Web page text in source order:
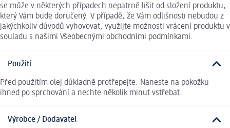
se může v některých případech nepatrně lišit od složení produktu,
který Vám bude doručený. V případě, že Vám odlišnosti nebudou z
jakýchkoliv důvodů vyhovovat, využijte možnosti vrácení produktu v
souladu s našimi Všeobecnými obchodními podmínkami.
Použití
Před použitím olej důkladně protřepejte. Naneste na pokožku
ihned po sprchování a nechte několik minut vstřebat.
Výrobce / Dodavatel